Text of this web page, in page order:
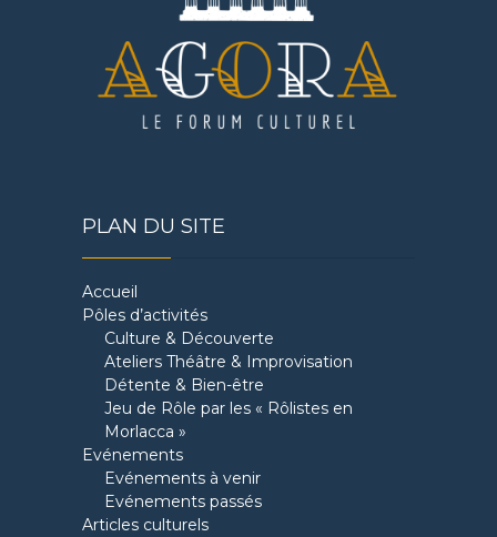
PLAN DU SITE
Accueil
Pôles d’activités
Culture & Découverte
Ateliers Théâtre & Improvisation
Détente & Bien-être
Jeu de Rôle par les « Rôlistes en
Morlacca »
Evénements
Evénements à venir
Evénements passés
Articles culturels